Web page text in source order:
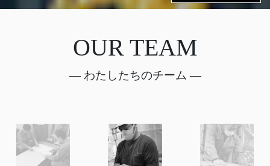
OUR TEAM
― わたしたちのチーム ―